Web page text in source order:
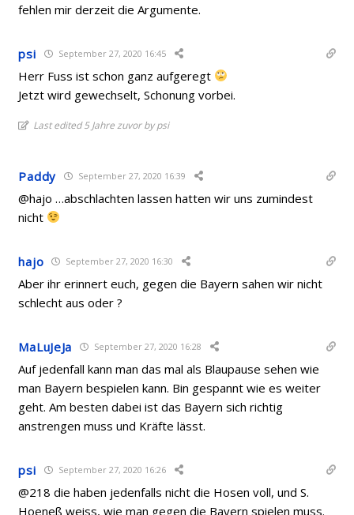
fehlen mir derzeit die Argumente.
psi September 27, 2020 16:45
Herr Fuss ist schon ganz aufgeregt
Jetzt wird gewechselt, Schonung vorbei.
Last edited 5 Jahre zuvor by psi
Paddy September 27, 2020 16:39
@hajo …abschlachten lassen hatten wir uns zumindest
nicht
hajo September 27, 2020 16:30
Aber ihr erinnert euch, gegen die Bayern sahen wir nicht
schlecht aus oder ?
MaLuJeJa September 27, 2020 16:28
Auf jedenfall kann man das mal als Blaupause sehen wie
man Bayern bespielen kann. Bin gespannt wie es weiter
geht. Am besten dabei ist das Bayern sich richtig
anstrengen muss und Kräfte lässt.
psi September 27, 2020 16:26
@218 die haben jedenfalls nicht die Hosen voll, und S.
Hoeneß weiss, wie man gegen die Bayern spielen muss.